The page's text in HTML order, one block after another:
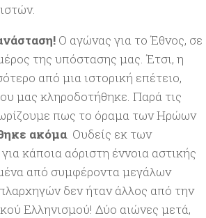
Ο αγώνας για το Έθνος, σε
της υπόστασης μας. Έτσι, η
από μια ιστορική επέτειο,
μας κληροδοτήθηκε. Παρά τις
πως το όραμα των Ηρώων
ακόμα. Ουδείς εκ των
κάποια αόριστη έννοια αστικής
από συμφέροντα μεγάλων
δεν ήταν άλλος από την
Ελληνισμού! Δύο αιώνες μετά,